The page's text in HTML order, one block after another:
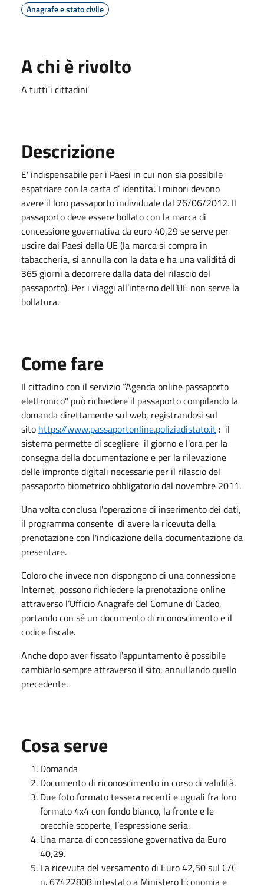
Anagrafe e stato civile
A chi è rivolto
A tutti i cittadini
Descrizione
E' indispensabile per i Paesi in cui non sia possibile
espatriare con la carta d’ identita'. I minori devono
avere il loro passaporto individuale dal 26/06/2012. Il
passaporto deve essere bollato con la marca di
concessione governativa da euro 40,29 se serve per
uscire dai Paesi della UE (la marca si compra in
tabaccheria, si annulla con la data e ha una validità di
365 giorni a decorrere dalla data del rilascio del
passaporto). Per i viaggi all’interno dell’UE non serve la
bollatura.
Come fare
Il cittadino con il servizio “Agenda online passaporto
elettronico" può richiedere il passaporto compilando la
domanda direttamente sul web, registrandosi sul
sito https://www.passaportonline.poliziadistato.it : il
sistema permette di scegliere il giorno e l'ora per la
consegna della documentazione e per la rilevazione
delle impronte digitali necessarie per il rilascio del
passaporto biometrico obbligatorio dal novembre 2011.
Una volta conclusa l'operazione di inserimento dei dati,
il programma consente di avere la ricevuta della
prenotazione con l'indicazione della documentazione da
presentare.
Coloro che invece non dispongono di una connessione
Internet, possono richiedere la prenotazione online
attraverso l’Ufficio Anagrafe del Comune di Cadeo,
portando con sé un documento di riconoscimento e il
codice fiscale.
Anche dopo aver fissato l'appuntamento è possibile
cambiarlo sempre attraverso il sito, annullando quello
precedente.
Cosa serve
Domanda
Documento di riconoscimento in corso di validità.
Due foto formato tessera recenti e uguali fra loro
formato 4x4 con fondo bianco, la fronte e le
orecchie scoperte, l’espressione seria.
Una marca di concessione governativa da Euro
40,29.
La ricevuta del versamento di Euro 42,50 sul C/C
n. 67422808 intestato a Ministero Economia e